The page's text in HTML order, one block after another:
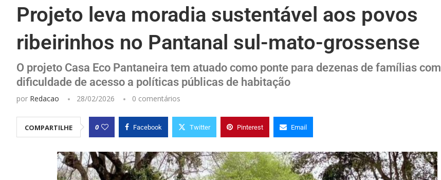
Projeto leva moradia sustentável aos povos
ribeirinhos no Pantanal sul-mato-grossense
O projeto Casa Eco Pantaneira tem atuado como ponte para dezenas de famílias com
dificuldade de acesso a políticas públicas de habitação
por Redacao 28/02/2026 0 comentários
COMPARTILHE 0 Facebook Twitter Pinterest Email